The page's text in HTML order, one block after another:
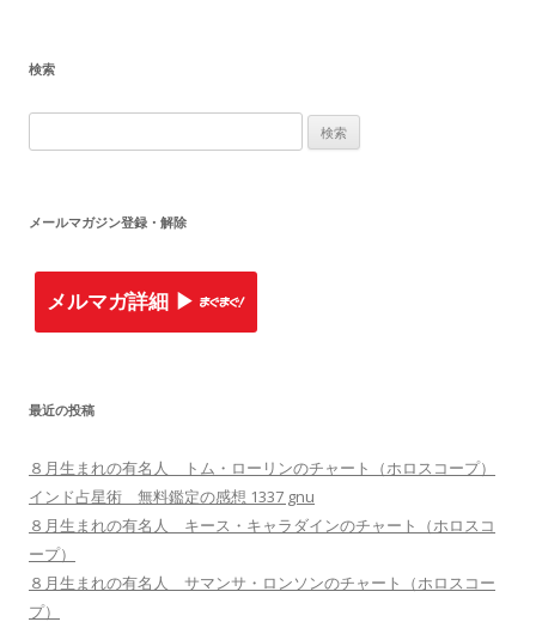
検索
索
メールマガジン登録・解除
メルマガ詳細 ▶︎
最近の投稿
８月生まれの有名人 トム・ローリンのチャート（ホロスコープ）
インド占星術 無料鑑定の感想 1337 gnu
８月生まれの有名人 キース・キャラダインのチャート（ホロスコ
ープ）
８月生まれの有名人 サマンサ・ロンソンのチャート（ホロスコー
プ）